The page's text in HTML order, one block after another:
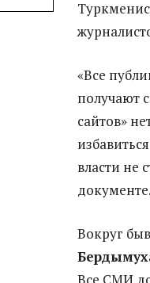
«Все
получают
сайтов»
власти не
документе.
Вокруг
Все СМИ